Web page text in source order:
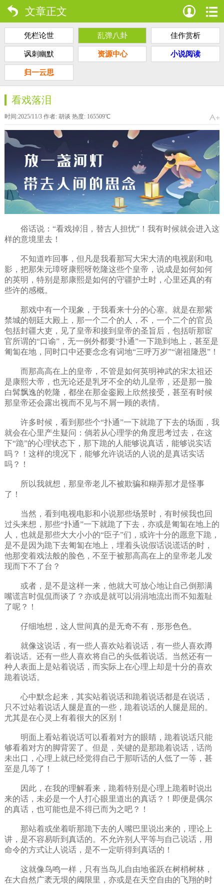
文章正文
凭栏论世 乱弹八卦 佳作赏析
讽刺幽默 资源中心 小说阅读
归一云思
看戏落泪
时间:2025/11/3 作者: 胡谈 热度: 165509℃
俗话说：“看戏掉泪，替古人担忧”！我有时候就会进入这
样的意境里去！
不知道咋回事，但凡是我看那写大宋大清的电视剧和电
影，把那朱元璋呀康熙呀乾隆这些个皇帝，说成是如何如何
的英明，特别是那康熙是如何的守疆护土时，心里还真的有
些许的感概。
那戏中有一个现象，于我看来十分的心塞。就是在那紫
禁城的朝廷大殿上，那一个二个的人，不，一个二个的官员
包括封疆大吏，见了皇帝和接到皇帝的圣旨后，包括听那宦
官所谓的“口谕”，无一例外都要“扑通”一下跪到地上，甚至是
匍匐在地，同时口中还要念念有词地“三呼万岁”“谢祖隆恩”！
而那高高在上的皇帝，不管是如何英明神武的宋太祖还
是康熙大帝，也无论还是乳牙不全的幼儿皇帝，还是那一脸
白髯飘逸的乾隆，都坐在那金銮殿上欣然接受，甚至有时候
那皇帝还会露出视而不见与不屑一顾的表情。
许多时候，看到那些个“扑通”一下就跪了下去的场面，我
就会在心里产生疑问：倘若从心理学的角度思考过去，在这
下“跪”的心理状态下，那下跪的人能够说真话，能够说实话
吗？！这样的境况下，能够允许说话的人说的是真话实话
吗？！
所以我就想，那皇帝老儿不被欺骗和糊弄那才是怪事
了！
当然，看到电视电影和小说那些场景时，有时候我也回
过头来想，那些“扑通”一下就跪了下去，亦或是匍匐在地上的
人，也就是那些大大小小的“臣子”们，或许十分的愿意下跪，
是不是因为跪下去匍匐在地上，埋着头说假话说谎话的时，
他那变着戏法般的脸色，不至于被那高高在上的皇帝老儿发
现而下不了台？
或者，是不是这样一来，他就大可放心地让自己倒那满
嘴谎言时侃侃而谈了？亦或是就可以涓涓地流出而不知羞耻
了呢？！
仔细地想，这人世间真的是无奇不有，形形色色。
就像这说话，有一些人喜欢站着说话，有一些人喜欢蹲
着说话。还有一些人喜欢将自己的头低着说话。当然还有一
种人表面上是站着说话，而实际上在心理上却是十分的喜欢
跪着说话。
心中默念起来，其实站着说话和跪着说话都是在说话，
只不过站着说话人腿是直的一些，跪着说话的人腿是屈的。
尤其是在心灵上有着很大的区别！
明面上看站着说话可以看着对方的眼睛，跪着说话只能
够看着对方的脚背罢了。但是，关键的是那跪着说话，话尚
未出口，心理上就已经觉得自己于那听话的人低了一等，甚
至是几等了！
因此，在我的理解看来，跪着特别是心理上跪着时说出
来的话，未必是一个人打心眼里道出的真话？！即便是偶尔
的真话，也可能也是不得已而为之吧？！
那站着或坐着听那跪下去的人嘴巴里说出来的，理论上
讲，是不容易听到真话的。不允许别人平等与自己说话，用
命令的方式让人说话，是不一定听得到真话的！
这就像鸟鸣一样，只有当鸟儿自由地雀跃在树梢树林，
在大自然广袤无垠的阈限里，亦或是在天空自由的飞翔的时